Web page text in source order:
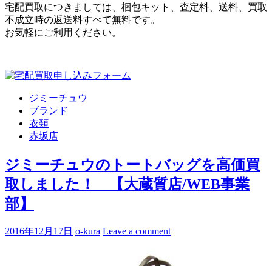
宅配買取につきましては、梱包キット、査定料、送料、買取
不成立時の返送料すべて無料です。
お気軽にご利用ください。
ジミーチュウ
ブランド
衣類
赤坂店
ジミーチュウのトートバッグを高価買
取しました！ 【大蔵質店/WEB事業
部】
2016年12月17日 o-kura Leave a comment